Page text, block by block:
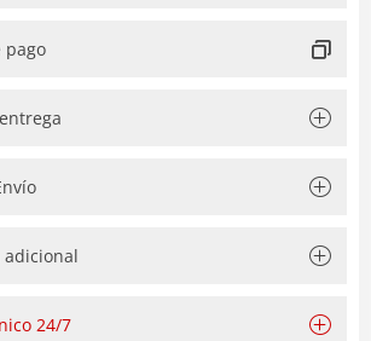
pago
24/7